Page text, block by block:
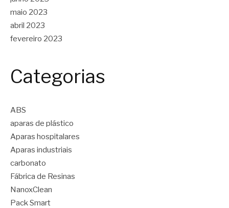
maio 2023
abril 2023
fevereiro 2023
Categorias
ABS
aparas de plástico
Aparas hospitalares
Aparas industriais
carbonato
Fábrica de Resinas
NanoxClean
Pack Smart